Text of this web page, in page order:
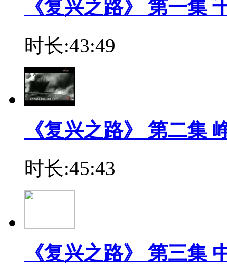
《复兴之路》 第一集
时长:43:49
《复兴之路》 第二集
时长:45:43
《复兴之路》 第三集